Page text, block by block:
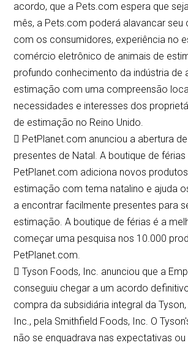
acordo, que a Pets.com espera que
mês, a Pets.com poderá alavancar
com os consumidores, experiência no
comércio eletrônico de animais de
profundo conhecimento da indústria de
estimação com uma compreensão
necessidades e interesses dos
de estimação no Reino Unido.
 PetPlanet.com anunciou a abertura
presentes de Natal. A boutique de férias
PetPlanet.com adiciona novos
estimação com tema natalino e ajuda
a encontrar facilmente presentes para
estimação. A boutique de férias é a
começar uma pesquisa nos 10.000
PetPlanet.com.
 Tyson Foods, Inc. anunciou que a
conseguiu chegar a um acordo
compra da subsidiária integral da
Inc., pela Smithfield Foods, Inc. O
não se enquadrava nas expectativas